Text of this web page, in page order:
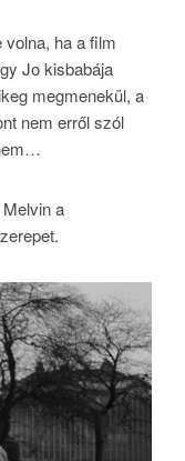
ha a film
Jo kisbabája
megmenekül, a
nem erről szól
a